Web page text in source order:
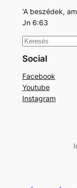
'A beszédek,
Jn 6:63
K
e
e
s
Social
Facebook
Youtube
Instagram